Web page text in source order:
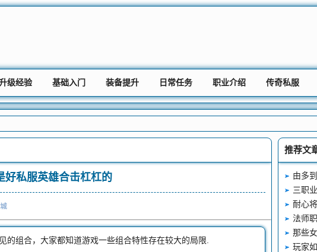
级经验 基础入门 装备提升 日常任务 职业介绍 传奇私服
好私服英雄合击杠杠的
组合，大家都知道游戏一些组合特性存在较大的局限.
推荐文
三职
耐心
法师
那些
玩家